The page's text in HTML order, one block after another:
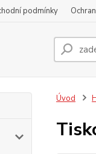
podmínky
Úvod